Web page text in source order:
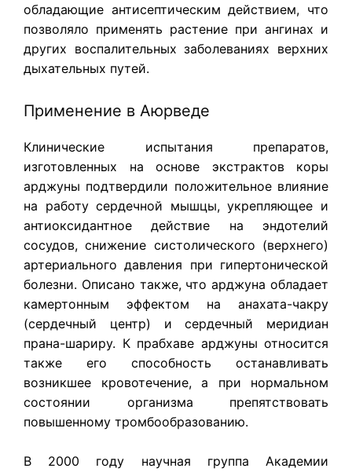
обладающие антисептическим действием, что
позволяло применять растение при ангинах и
других воспалительных заболеваниях верхних
дыхательных путей.
Применение в Аюрведе
Клинические испытания препаратов,
изготовленных на основе экстрактов коры
арджуны подтвердили положительное влияние
на работу сердечной мышцы, укрепляющее и
антиоксидантное действие на эндотелий
сосудов, снижение систолического (верхнего)
артериального давления при гипертонической
болезни. Описано также, что арджуна обладает
камертонным эффектом на анахата-чакру
(сердечный центр) и сердечный меридиан
прана-шариру. К прабхаве арджуны относится
также его способность останавливать
возникшее кровотечение, а при нормальном
состоянии организма препятствовать
повышенному тромбообразованию.
В 2000 году научная группа Академии